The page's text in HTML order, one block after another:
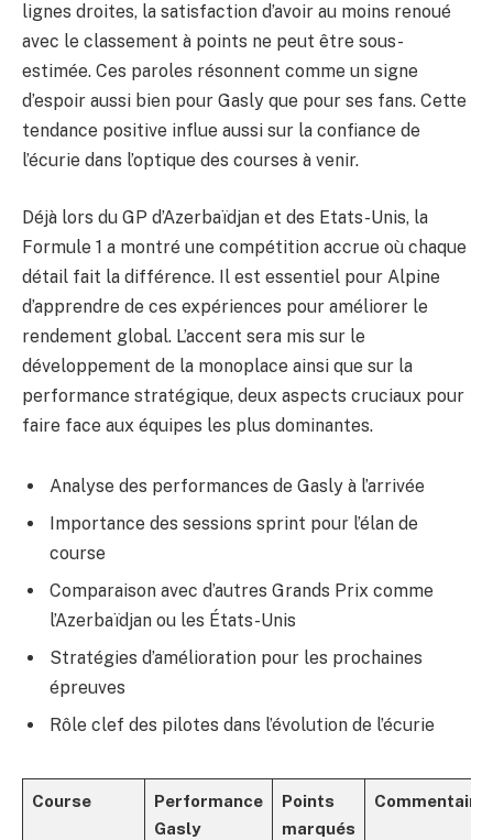
lignes droites, la satisfaction d’avoir au moins renoué
avec le classement à points ne peut être sous-
estimée. Ces paroles résonnent comme un signe
d’espoir aussi bien pour Gasly que pour ses fans. Cette
tendance positive influe aussi sur la confiance de
l’écurie dans l’optique des courses à venir.
Déjà lors du GP d’Azerbaïdjan et des Etats-Unis, la
Formule 1 a montré une compétition accrue où chaque
détail fait la différence. Il est essentiel pour Alpine
d’apprendre de ces expériences pour améliorer le
rendement global. L’accent sera mis sur le
développement de la monoplace ainsi que sur la
performance stratégique, deux aspects cruciaux pour
faire face aux équipes les plus dominantes.
Analyse des performances de Gasly à l’arrivée
Importance des sessions sprint pour l’élan de
course
Comparaison avec d’autres Grands Prix comme
l’Azerbaïdjan ou les États-Unis
Stratégies d’amélioration pour les prochaines
épreuves
Rôle clef des pilotes dans l’évolution de l’écurie
Course
Performance
Gasly
Points
marqués